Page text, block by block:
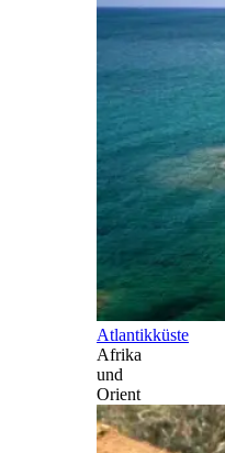
Atlantikküste
Afrika
und
Orient